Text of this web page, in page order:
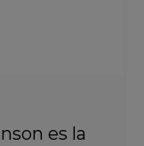
es la